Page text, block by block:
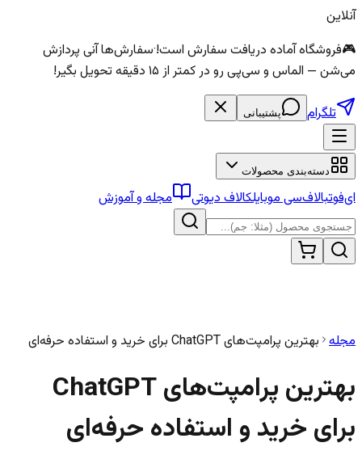
آنلاین
🎮فروشگاه آماده دریافت سفارش است!·سفارش‌ها آنی پردازش
می‌شن — الماس و سی‌پی رو در کمتر از ۱۵ دقیقه تحویل بگیر!
تلگرام پشتیبانی
دسته‌بندی محصولات
ای‌فوتبالاف‌سی موبایلکالاف دیوتی مجله و آموزش
مجله بهترین پرامپت‌های ChatGPT برای خرید و استفاده حرفه‌ای
بهترین پرامپت‌های ChatGPT
برای خرید و استفاده حرفه‌ای